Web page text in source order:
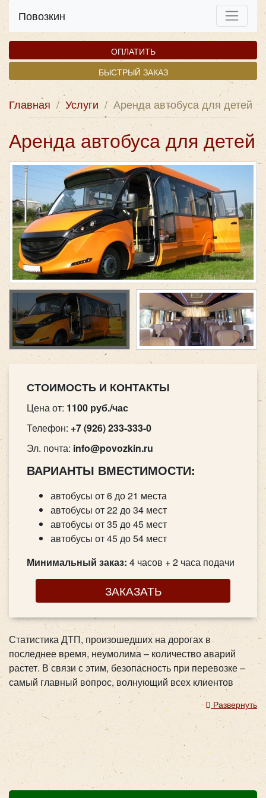
Повозкин
ОПЛАТИТЬ
БЫСТРЫЙ ЗАКАЗ
Главная / Услуги / Аренда автобуса для детей
Аренда автобуса для детей
СТОИМОСТЬ И КОНТАКТЫ
Цена от: 1100 руб./час
Телефон: +7 (926) 233-333-0
Эл. почта: info@povozkin.ru
ВАРИАНТЫ ВМЕСТИМОСТИ:
автобусы от 6 до 21 места
автобусы от 22 до 34 мест
автобусы от 35 до 45 мест
автобусы от 45 до 54 мест
Минимальный заказ: 4 часов + 2 часа подачи
ЗАКАЗАТЬ
Статистика ДТП, произошедших на дорогах в
последнее время, неумолима – количество аварий
растет. В связи с этим, безопасность при перевозке –
самый главный вопрос, волнующий всех клиентов
транспортных компаний. Аренда автобуса
для детей –
дело важное и ответственное, поэтому подбирать
транспорт для такой перевозки нужно с особой
тщательностью. Мы понимаем важность этого момента,
и уделяем ему особое внимание.
Iveco Foxbus 32 места
Развернуть